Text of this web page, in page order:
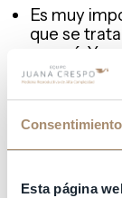
Consentimiento
Esta página
Es muy
que se
pasará. Y
fijada, la
de un
relevante,
principal
Aceptación.